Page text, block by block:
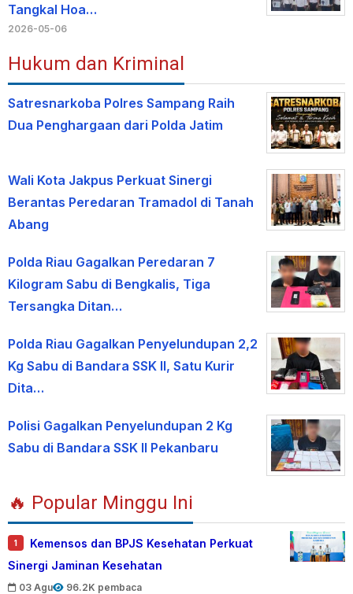
Tangkal Hoa…
2026-05-06
Hukum dan Kriminal
Satresnarkoba Polres Sampang Raih
Dua Penghargaan dari Polda Jatim
Wali Kota Jakpus Perkuat Sinergi
Berantas Peredaran Tramadol di Tanah
Abang
Polda Riau Gagalkan Peredaran 7
Kilogram Sabu di Bengkalis, Tiga
Tersangka Ditan…
Polda Riau Gagalkan Penyelundupan 2,2
Kg Sabu di Bandara SSK II, Satu Kurir
Dita…
Polisi Gagalkan Penyelundupan 2 Kg
Sabu di Bandara SSK II Pekanbaru
🔥 Popular Minggu Ini
1
Kemensos dan BPJS Kesehatan Perkuat
Sinergi Jaminan Kesehatan
03 Agu 96.2K pembaca